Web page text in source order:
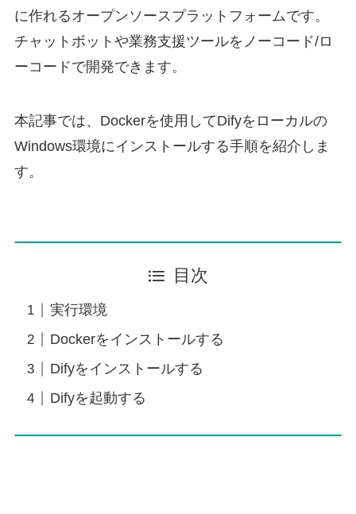
に作れるオープンソースプラットフォームです。
チャットボットや業務支援ツールをノーコード/ロ
ーコードで開発できます。
本記事では、Dockerを使用してDifyをローカルの
Windows環境にインストールする手順を紹介しま
す。
目次
実行環境
Dockerをインストールする
Difyをインストールする
Difyを起動する